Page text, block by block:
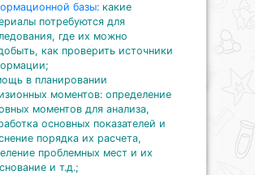
базы: какие
потребуются для
где их можно
как проверить источники
в планировании
моментов: определение
моментов для анализа,
основных показателей и
порядка их расчета,
проблемных мест и их
и т.д.;